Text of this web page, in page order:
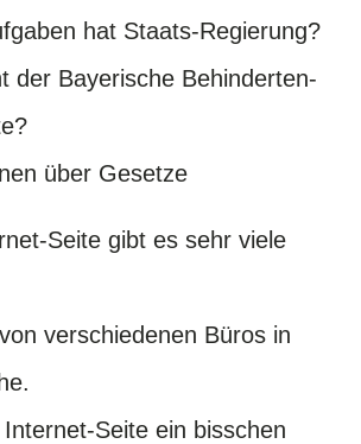
hat Staats-Regierung?
der Bayerische Behinderten-
über Gesetze
Seite gibt es sehr viele
verschiedenen Büros in
Seite ein bisschen